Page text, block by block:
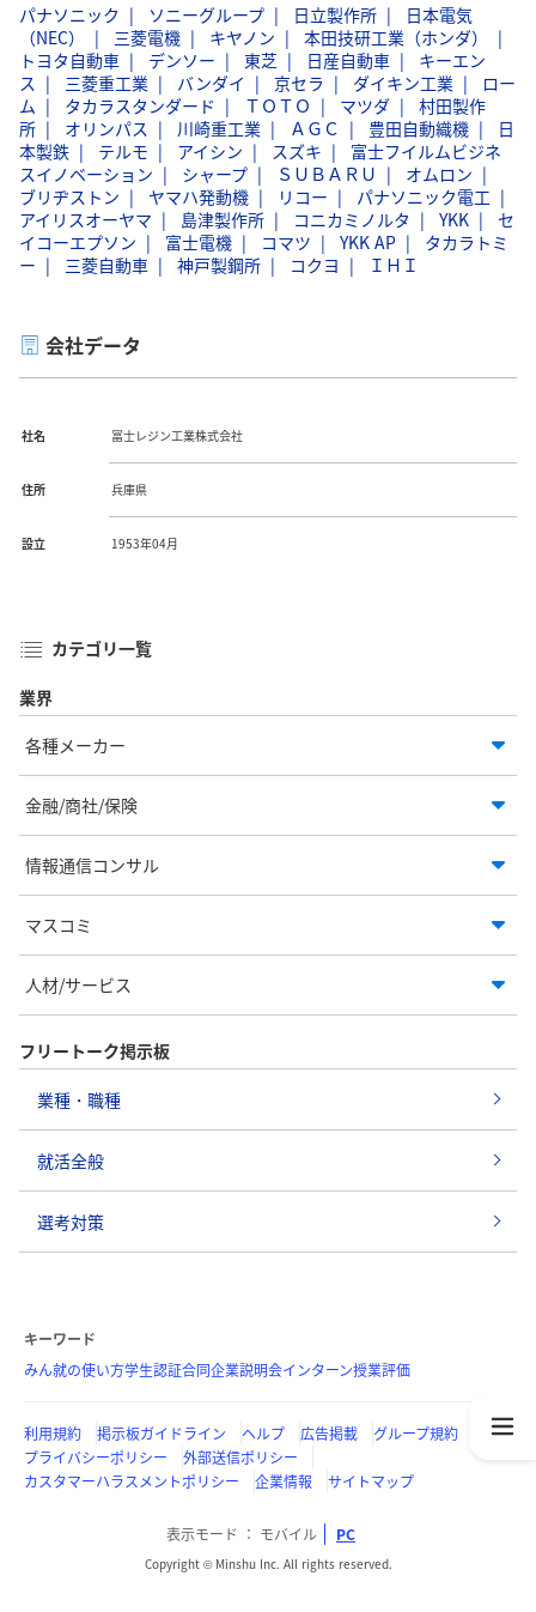
パナソニック ソニーグループ 日立製作所
日本電気
（NEC）
三菱電機 キヤノン
本田技研工業（ホンダ）
トヨタ自動車
デンソー 東芝 日産自動車
キーエン
ス
三菱重工業 バンダイ 京セラ ダイキン工業
ロー
ム
タカラスタンダード ＴＯＴＯ マツダ
村田製作
所
オリンパス 川崎重工業 ＡＧＣ 豊田自動織機
日
本製鉄
テルモ アイシン スズキ
富士フイルムビジネ
スイノベーション
シャープ ＳＵＢＡＲＵ
オムロン
ブリヂストン
ヤマハ発動機 リコー
パナソニック電工
アイリスオーヤマ
島津製作所 コニカミノルタ YKK
セ
イコーエプソン
富士電機 コマツ YKK AP
タカラトミ
ー
三菱自動車 神戸製鋼所 コクヨ ＩＨＩ
会社データ
社名 冨士レジン工業株式会社
住所 兵庫県
設立 1953年04月
カテゴリ一覧
業界
各種メーカー
金融/商社/保険
情報通信コンサル
マスコミ
人材/サービス
フリートーク掲示板
業種・職種
就活全般
選考対策
キーワード
みん就の使い方学生認証合同企業説明会インターン授業評価
利用規約 掲示板ガイドライン ヘルプ 広告掲載
グループ規約
プライバシーポリシー
外部送信ポリシー
カスタマーハラスメントポリシー
企業情報 サイトマップ
表示モード モバイル PC
Copyright © Minshu Inc. All rights reserved.